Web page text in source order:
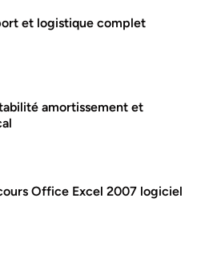
et logistique complet
amortissement et
Office Excel 2007 logiciel